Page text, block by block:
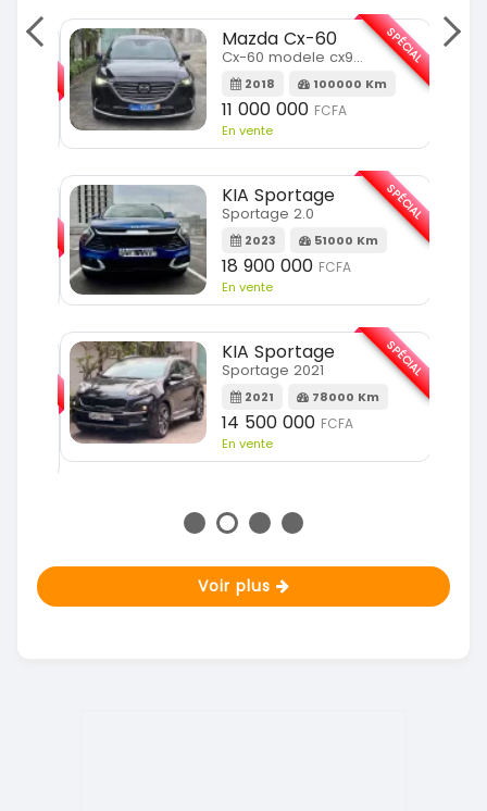
SPÉCIAL Mazda Cx-60
Cx-60 modele cx9 full option
2018 100000 Km
11 000 000 FCFA
En vente
SPÉCIAL
KIA Sportage
Sportage 2.0
2023 51000 Km
18 900 000 FCFA
En vente
SPÉCIAL
KIA Sportage
Sportage 2021
2021 78000 Km
14 500 000 FCFA
En vente
SPÉCIAL
Voir plus